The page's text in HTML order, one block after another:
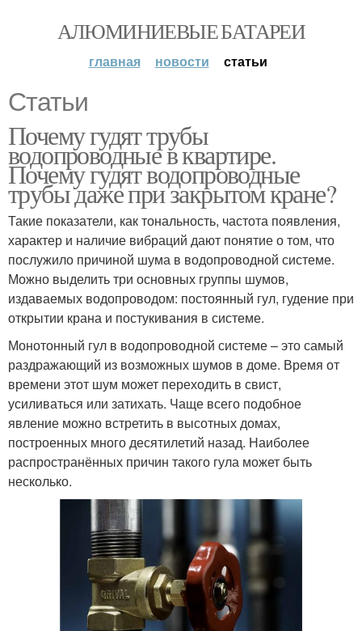
АЛЮМИНИЕВЫЕ БАТАРЕИ
главная новости статьи
Статьи
Почему гудят трубы
водопроводные в квартире.
Почему гудят водопроводные
трубы даже при закрытом кране?
Такие показатели, как тональность, частота появления,
характер и наличие вибраций дают понятие о том, что
послужило причиной шума в водопроводной системе.
Можно выделить три основных группы шумов,
издаваемых водопроводом: постоянный гул, гудение при
открытии крана и постукивания в системе.
Монотонный гул в водопроводной системе – это самый
раздражающий из возможных шумов в доме. Время от
времени этот шум может переходить в свист,
усиливаться или затихать. Чаще всего подобное
явление можно встретить в высотных домах,
построенных много десятилетий назад. Наиболее
распространённых причин такого гула может быть
несколько.